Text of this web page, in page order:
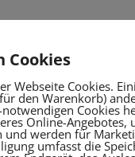
Cookies
Webseite Cookies.
den Warenkorb)
Cookies
Online-Angebotes,
und werden für
umfasst die